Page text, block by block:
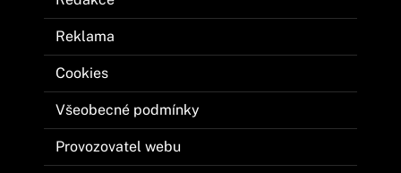
Reklama
Cookies
Všeobecné podmínky
Provozovatel webu